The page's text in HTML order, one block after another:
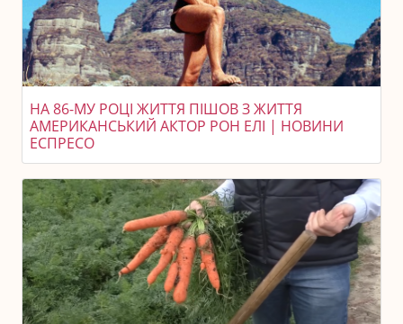
НА 86-МУ РОЦІ ЖИТТЯ ПІШОВ З ЖИТТЯ
АМЕРИКАНСЬКИЙ АКТОР РОН ЕЛІ | НОВИНИ
ЕСПРЕСО